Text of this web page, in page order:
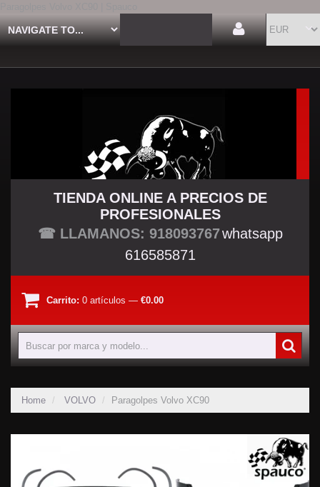
TU TIENDA TUNING
TIENDA ONLINE A PRECIOS DE
PROFESIONALES
☎ LLAMANOS: 918093767whatsapp
616585871
Carrito: 0 artículos — €0.00
Home VOLVO Paragolpes Volvo XC90